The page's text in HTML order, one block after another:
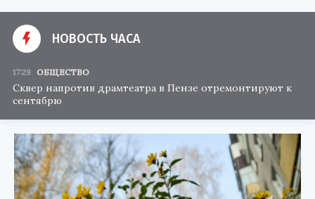
НОВОСТЬ ЧАСА
17:29 ОБЩЕСТВО
Сквер напротив драмтеатра в Пензе отремонтируют к
сентябрю